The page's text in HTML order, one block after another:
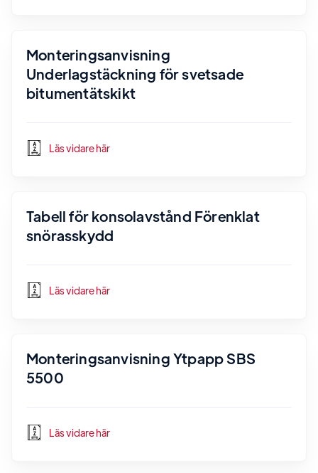
Monteringsanvisning
Underlagstäckning för svetsade
bitumentätskikt
Läs vidare här
Tabell för konsolavstånd Förenklat
snörasskydd
Läs vidare här
Monteringsanvisning Ytpapp SBS
5500
Läs vidare här